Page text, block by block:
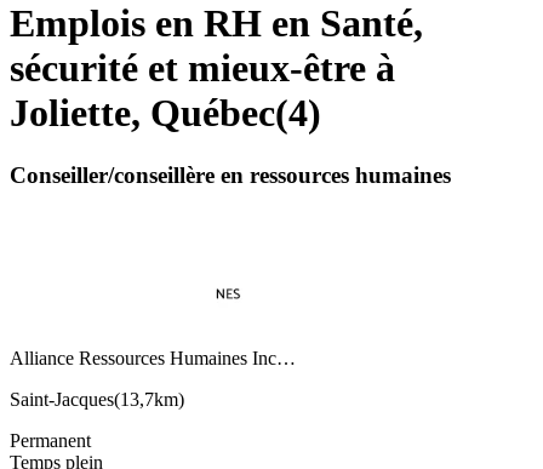
Emplois en RH en Santé,
sécurité et mieux-être à
Joliette, Québec(4)
Conseiller/conseillère en ressources humaines
Alliance Ressources Humaines Inc…
Saint-Jacques(13,7km)
Permanent
Temps plein